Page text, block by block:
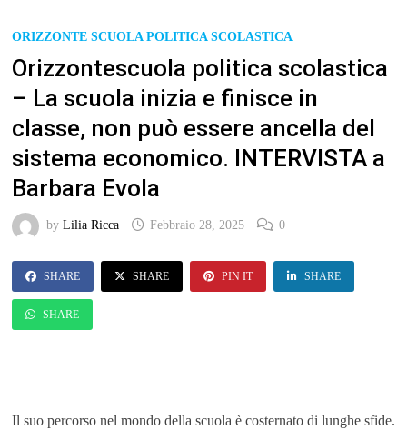
ORIZZONTE SCUOLA POLITICA SCOLASTICA
Orizzontescuola politica scolastica
– La scuola inizia e finisce in
classe, non può essere ancella del
sistema economico. INTERVISTA a
Barbara Evola
by Lilia Ricca Febbraio 28, 2025 0
SHARE SHARE PIN IT SHARE
SHARE
Il suo percorso nel mondo della scuola è costernato di lunghe sfide.